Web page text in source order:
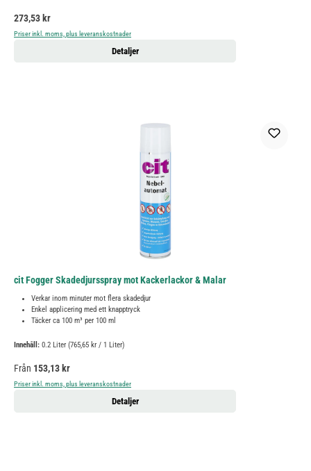
Ordinarie pris:
273,53 kr
Priser inkl. moms, plus leveranskostnader
Detaljer
cit Fogger Skadedjursspray mot Kackerlackor & Malar
Verkar inom minuter mot flera skadedjur
Enkel applicering med ett knapptryck
Täcker ca 100 m³ per 100 ml
Innehåll: 0.2 Liter (765,65 kr / 1 Liter)
Ordinarie pris:
Från 153,13 kr
Priser inkl. moms, plus leveranskostnader
Detaljer